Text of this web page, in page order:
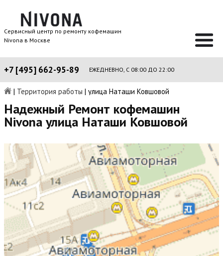
Сервисный центр по ремонту кофемашин
Nivona в Москве
+7 [495] 662-95-89 ЕЖЕДНЕВНО, С 08:00 ДО 22:00
| Территория работы | улица Наташи Ковшовой
Надежный Ремонт кофемашин
Nivona улица Наташи Ковшовой